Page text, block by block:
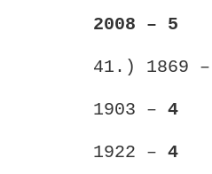
2008 – 5
41.) 1869 –
1903 – 4
1922 – 4